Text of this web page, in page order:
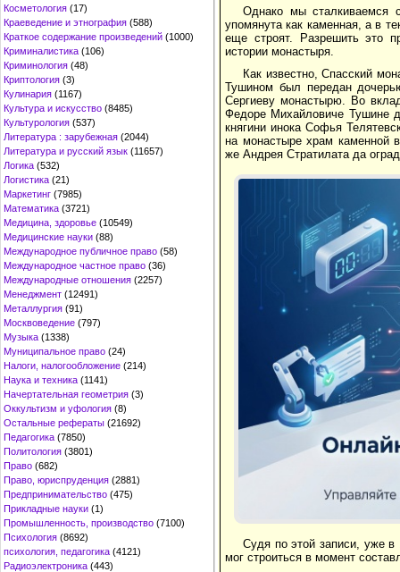
Косметология (17)
Краеведение и этнография (588)
Краткое содержание произведений (1000)
Криминалистика (106)
Криминология (48)
Криптология (3)
Кулинария (1167)
Культура и искусство (8485)
Культурология (537)
Литература : зарубежная (2044)
Литература и русский язык (11657)
Логика (532)
Логистика (21)
Маркетинг (7985)
Математика (3721)
Медицина, здоровье (10549)
Медицинские науки (88)
Международное публичное право (58)
Международное частное право (36)
Международные отношения (2257)
Менеджмент (12491)
Металлургия (91)
Москвоведение (797)
Музыка (1338)
Муниципальное право (24)
Налоги, налогообложение (214)
Наука и техника (1141)
Начертательная геометрия (3)
Оккультизм и уфология (8)
Остальные рефераты (21692)
Педагогика (7850)
Политология (3801)
Право (682)
Право, юриспруденция (2881)
Предпринимательство (475)
Прикладные науки (1)
Промышленность, производство (7100)
Психология (8692)
психология, педагогика (4121)
Радиоэлектроника (443)
Однако мы сталкиваемся
упомянута как каменная, а в
еще строят. Разрешить это
истории монастыря.
Как известно, Спасский
Тушином был передан
Сергиеву монастырю. Во
Федоре Михайловиче Тушине
княгини инока Софья
на монастыре храм каменной
же Андрея Стратилата да
Судя по этой записи, уже
мог строиться в момент